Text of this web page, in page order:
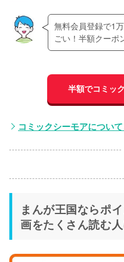
無料会員登録で1
ごい！半額クーポ
半額でコミッ
コミックシーモアについ
まんが王国ならポ
画をたくさん読む